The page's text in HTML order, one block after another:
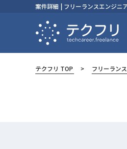
案件詳細 | フリーランスエンジニ
テクフリ TOP フリーラン